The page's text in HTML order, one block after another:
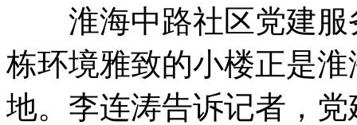
淮海中路社区党建服
栋环境雅致的小楼正是
地。李连涛告诉记者，